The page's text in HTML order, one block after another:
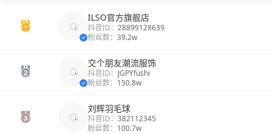
ILSO官方旗舰店
抖音ID： 28899128639
粉丝数： 39.2w
交个朋友潮流服饰
抖音ID： JGPYfushi
粉丝数： 150.8w
刘辉羽毛球
抖音ID： 382112345
粉丝数： 100.7w